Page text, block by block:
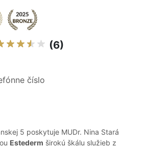
(6)
číslo
5 poskytuje MUDr. Nina Stará
Estederm širokú škálu služieb z